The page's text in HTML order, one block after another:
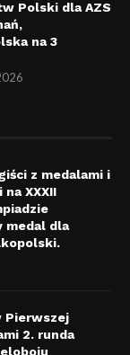
Polski dla AZS
na 3
z medalami i
XXXII
medal dla
Pierwszej
2. runda